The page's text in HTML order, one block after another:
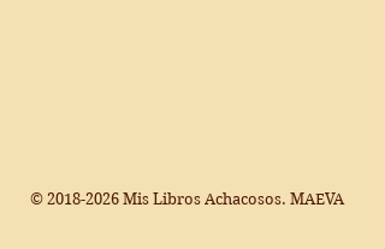
© 2018-2026 Mis Libros Achacosos. MAEVA